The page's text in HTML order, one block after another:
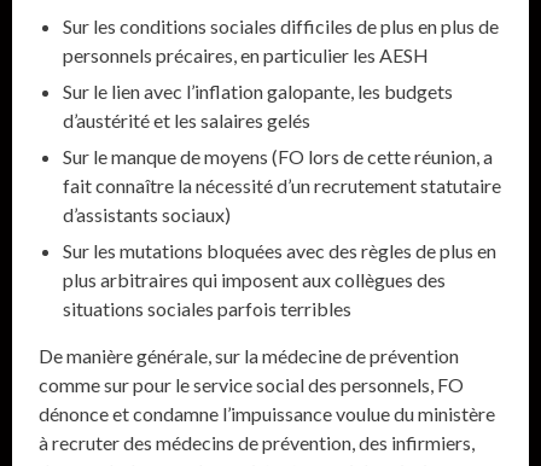
Sur les conditions sociales difficiles de plus en plus de
personnels précaires, en particulier les AESH
Sur le lien avec l’inflation galopante, les budgets
d’austérité et les salaires gelés
Sur le manque de moyens (FO lors de cette réunion, a
fait connaître la nécessité d’un recrutement statutaire
d’assistants sociaux)
Sur les mutations bloquées avec des règles de plus en
plus arbitraires qui imposent aux collègues des
situations sociales parfois terribles
De manière générale, sur la médecine de prévention
comme sur pour le service social des personnels, FO
dénonce et condamne l’impuissance voulue du ministère
à recruter des médecins de prévention, des infirmiers,